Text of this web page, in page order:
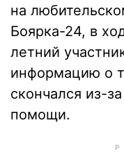
на
Боярка-24, в
летний
информацию о
скончался из-
помощи.